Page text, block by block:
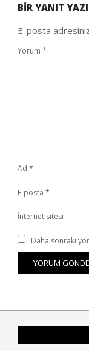
04
BIR YANIT
E-posta
Yorum *
Ad *
E-posta *
İnternet sitesi
Daha sonraki